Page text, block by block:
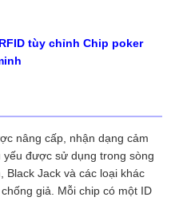
tùy chỉnh Chip poker
nâng cấp, nhận dạng cảm
được sử dụng trong sòng
Black Jack và các loại khác
giả. Mỗi chip có một ID